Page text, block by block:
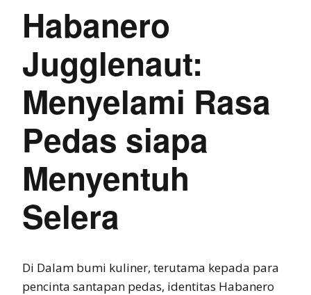
Habanero
Jugglenaut:
Menyelami Rasa
Pedas siapa
Menyentuh
Selera
Di Dalam bumi kuliner, terutama kepada para
pencinta santapan pedas, identitas Habanero